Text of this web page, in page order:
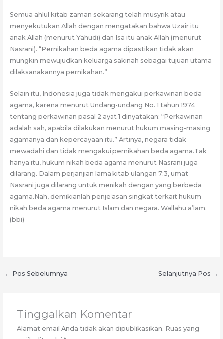
Semua ahlul kitab zaman sekarang telah musyrik atau
menyekutukan Allah dengan mengatakan bahwa Uzair itu
anak Allah (menurut Yahudi) dan Isa itu anak Allah (menurut
Nasrani). “Pernikahan beda agama dipastikan tidak akan
mungkin mewujudkan keluarga sakinah sebagai tujuan utama
dilaksanakannya pernikahan.”
Selain itu, Indonesia juga tidak mengakui perkawinan beda
agama, karena menurut Undang-undang No. 1 tahun 1974
tentang perkawinan pasal 2 ayat 1 dinyatakan: “Perkawinan
adalah sah, apabila dilakukan menurut hukum masing-masing
agamanya dan kepercayaan itu.” Artinya, negara tidak
mewadahi dan tidak mengakui pernikahan beda agama.Tak
hanya itu, hukum nikah beda agama menurut Nasrani juga
dilarang. Dalam perjanjian lama kitab ulangan 7:3, umat
Nasrani juga dilarang untuk menikah dengan yang berbeda
agama.Nah, demikianlah penjelasan singkat terkait hukum
nikah beda agama menurut Islam dan negara. Wallahu a’lam.
(bbi)
← Pos Sebelumnya Selanjutnya Pos →
Tinggalkan Komentar
Alamat email Anda tidak akan dipublikasikan. Ruas yang